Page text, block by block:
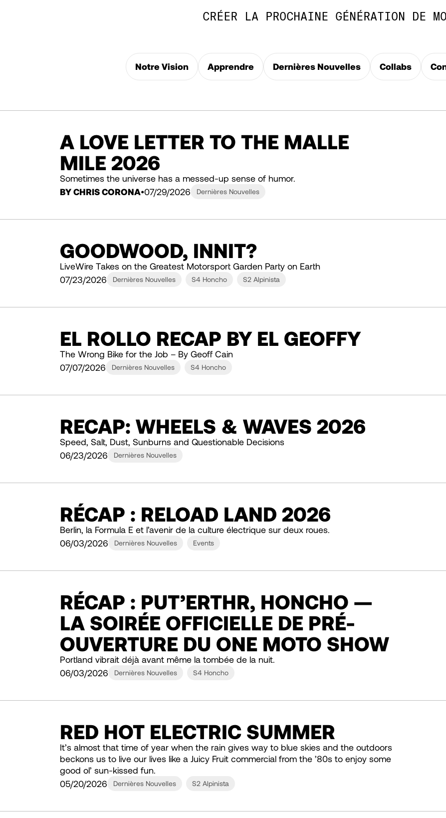
CRÉER LA PROCHAINE GÉNÉRATION DE
Notre Vision Apprendre Dernières Nouvelles Collabs
A LOVE LETTER TO THE MALLE
MILE 2026
Sometimes the universe has a messed-up sense of humor.
BY CHRIS CORONA 07/29/2026 Dernières Nouvelles
GOODWOOD, INNIT?
LiveWire Takes on the Greatest Motorsport Garden Party on Earth
07/23/2026
Dernières Nouvelles S4 Honcho S2 Alpinista
EL ROLLO RECAP BY EL GEOFFY
The Wrong Bike for the Job – By Geoff Cain
07/07/2026
Dernières Nouvelles S4 Honcho
RECAP: WHEELS & WAVES 2026
Speed, Salt, Dust, Sunburns and Questionable Decisions
06/23/2026
Dernières Nouvelles
RÉCAP : RELOAD LAND 2026
Berlin, la Formula E et l’avenir de la culture électrique sur deux roues.
06/03/2026
Dernières Nouvelles Events
RÉCAP : PUT’ERTHR, HONCHO —
LA SOIRÉE OFFICIELLE DE PRÉ-
OUVERTURE DU ONE MOTO SHOW
Portland vibrait déjà avant même la tombée de la nuit.
06/03/2026
Dernières Nouvelles S4 Honcho
RED HOT ELECTRIC SUMMER
It’s almost that time of year when the rain gives way to blue skies and the outdoors
beckons us to live our lives like a Juicy Fruit commercial from the ’80s to enjoy some
good ol’ sun-kissed fun.
05/20/2026
Dernières Nouvelles S2 Alpinista